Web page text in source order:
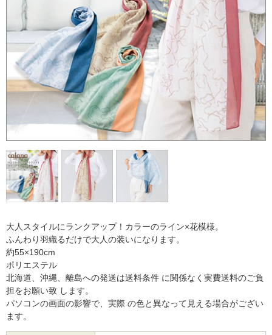
大人スタイルにランクアップ！カラーのライン×花模様。
ふんわり羽織るだけで大人の装いになります。
約55×190cm
ポリエステル
北海道、沖縄、離島への発送は送料条件 に関係なく実費送料のご負
担をお願い致 します。
パソコンの画面の影響で、実際 の色と異なって見える場合がござい
ます。